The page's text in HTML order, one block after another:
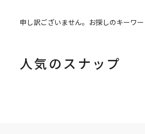
申し訳ございません。お探しのキーワ
人気のスナップ